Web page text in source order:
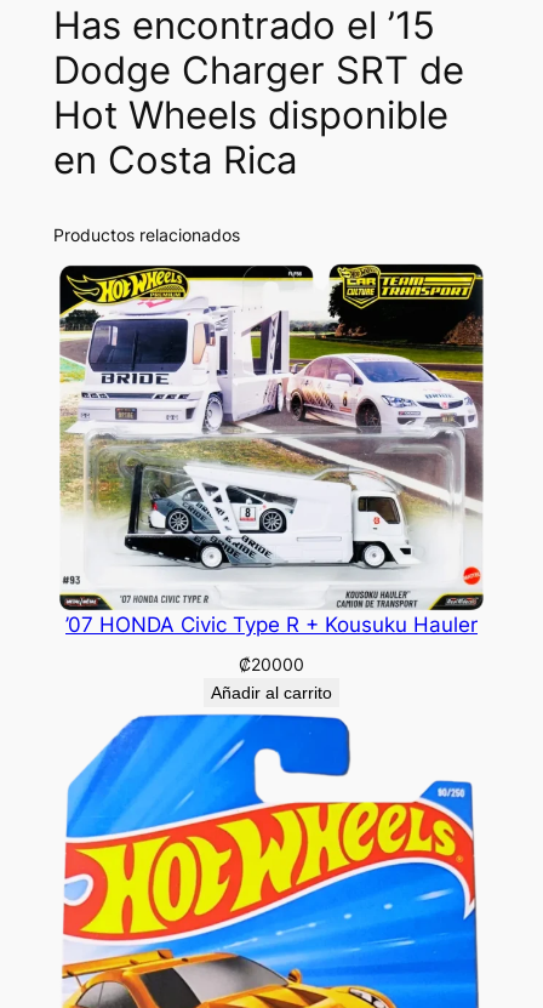
Has encontrado el ’15
Dodge Charger SRT de
Hot Wheels disponible
en Costa Rica
Productos relacionados
’07 HONDA Civic Type R + Kousuku Hauler
₡20000
Añadir al carrito